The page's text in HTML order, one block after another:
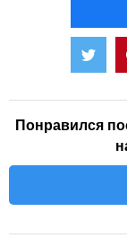
Понравился